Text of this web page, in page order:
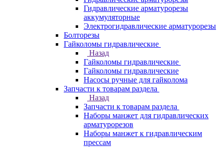
Гидравлические арматурорезы
аккумуляторные
Электрогидравлические арматурорезы
Болторезы
Гайколомы гидравлические
Назад
Гайколомы гидравлические
Гайколомы гидравлические
Насосы ручные для гайколома
Запчасти к товарам раздела
Назад
Запчасти к товарам раздела
Наборы манжет для гидравлических
арматурорезов
Наборы манжет к гидравлическим
прессам